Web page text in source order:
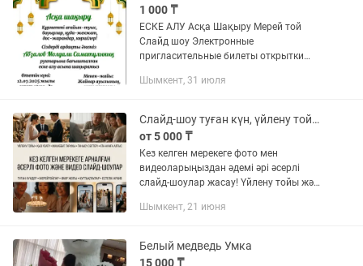
1 000 ₸
ЕСКЕ АЛУ Асқа Шақыру Мерей той
Слайд шоу Электронные
пригласительные билеты открытки
юбилеем пригласительные на свадьбу
качественно. Срок...
Шымкент, 31 июля
Слайд-шоу туған күн, үйлену тойы, қыз ұзату
от 5 000 ₸
Кез келген мерекеге фото мен
видеоларыңыздан әдемі әрі әсерлі
слайд-шоулар жасау! Үйлену тойы және
ата-анаға алғыс роликтері. Туған
Шымкент, 21 июня
Белый медведь Умка
15 000 ₸